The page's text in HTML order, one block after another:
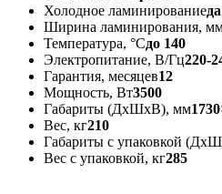
Холодное ламинированиеда
Ширина ламинирования,
Температура, °Сдо 140
Электропитание, В/Гц220-
Гарантия, месяцев12
Мощность, Вт3500
Габариты (ДхШхВ), мм
Вес, кг210
Габариты с упаковкой
Вес с упаковкой, кг285